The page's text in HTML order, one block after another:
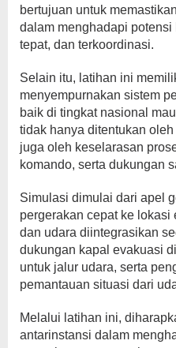
bertujuan untuk
dalam menghadapi potensi
tepat, dan terkoordinasi.
Selain itu, latihan ini
menyempurnakan sistem
baik di tingkat nasional
tidak hanya ditentukan
juga oleh keselarasan
komando, serta dukungan
Simulasi dimulai dari apel
pergerakan cepat ke lokasi
dan udara diintegrasikan
dukungan kapal evakuasi
untuk jalur udara, serta
pemantauan situasi dari
Melalui latihan ini,
antarinstansi dalam